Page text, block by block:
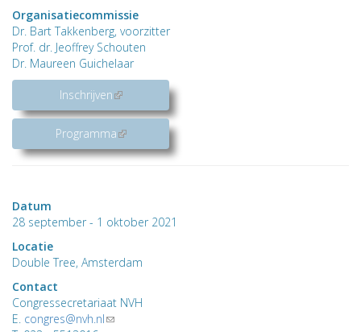
Organisatiecommissie
Dr. Bart Takkenberg, voorzitter
Prof. dr. Jeoffrey Schouten
Dr. Maureen Guichelaar
Inschrijven(link is external)
Programma(link is external)
Datum
28 september - 1 oktober 2021
Locatie
Double Tree, Amsterdam
Contact
Congressecretariaat NVH
E. congres@nvh.nl(link